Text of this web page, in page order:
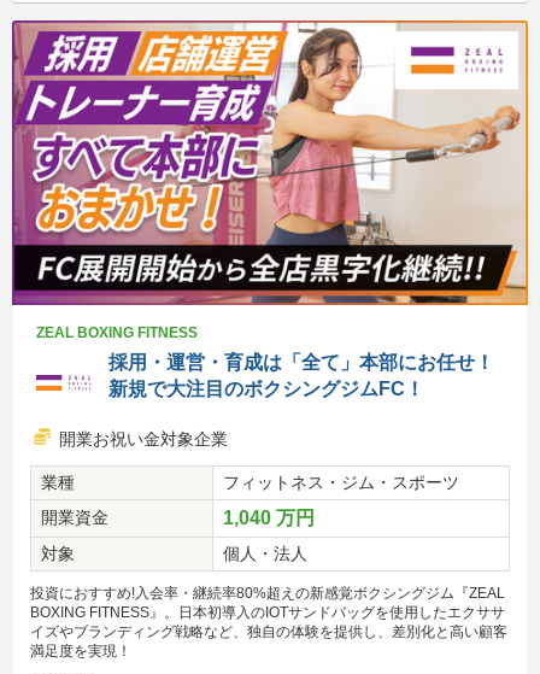
ZEAL BOXING FITNESS
採用・運営・育成は「全て」本部にお任せ！
新規で大注目のボクシングジムFC！
開業お祝い金対象企業
業種
フィットネス・ジム・スポーツ
開業資金
1,040 万円
対象 個人・法人
投資におすすめ!入会率・継続率80%超えの新感覚ボクシングジム『ZEAL
BOXING FITNESS』。日本初導入のIOTサンドバッグを使用したエクササ
イズやブランディング戦略など、独自の体験を提供し、差別化と高い顧客
満足度を実現！